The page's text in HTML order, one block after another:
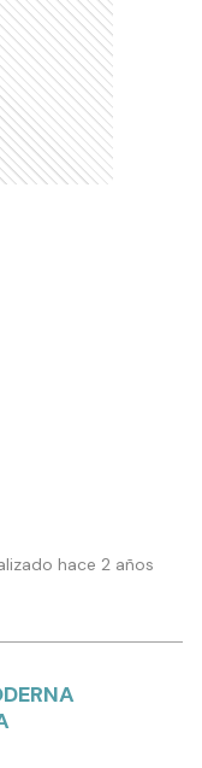
hace 2 años